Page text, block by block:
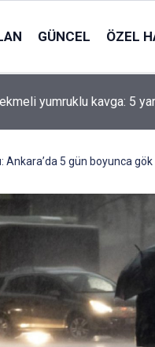
GÜNCEL ÖZEL
yumruklu kavga: 5
Ankara’da 5 gün boyunca